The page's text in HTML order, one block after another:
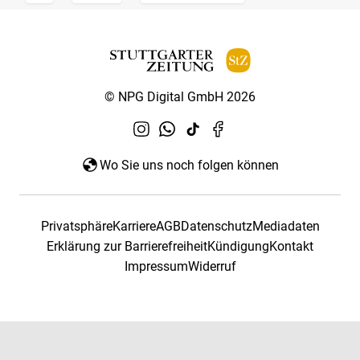
© NPG Digital GmbH 2026
Wo Sie uns noch folgen können
PrivatsphäreKarriereAGBDatenschutzMediadaten
Erklärung zur BarrierefreiheitKündigungKontakt
ImpressumWiderruf